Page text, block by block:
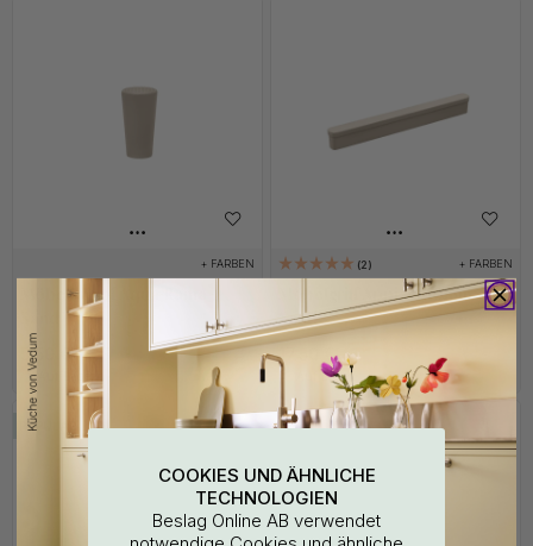
+ FARBEN
Möbelknopf Aqua-Rama -
5.50 €
2 + FARBEN
Möbelgriff Appia- 160mm -
Sand
17.50 €
Auf Lager
POPULAR
COOKIES UND ÄHNLICHE
TECHNOLOGIEN
Beslag Online AB verwendet